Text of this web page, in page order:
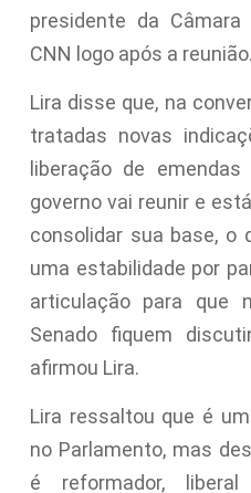
presidente da
CNN logo após a reunião.
Lira disse que, na
tratadas novas
liberação de
governo vai reunir e
consolidar sua base, o
uma estabilidade por
articulação para que
Senado fiquem
afirmou Lira.
Lira ressaltou que é
no Parlamento, mas
é reformador,